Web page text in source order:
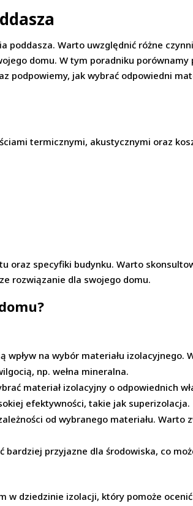
poddasza. Warto uwzględnić różne
domu. W tym poradniku porównamy
podpowiemy, jak wybrać odpowiedni
termicznymi, akustycznymi oraz
oraz specyfiki budynku. Warto
rozwiązanie dla swojego domu.
na wybór materiału izolacyjnego.
np. wełna mineralna.
materiał izolacyjny o odpowiednich
efektywności, takie jak superizolacja.
od wybranego materiału. Warto
przyjazne dla środowiska, co
w dziedzinie izolacji, który pomoże